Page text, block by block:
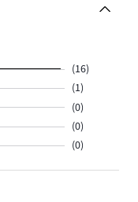
(16)
(1)
(0)
(0)
(0)